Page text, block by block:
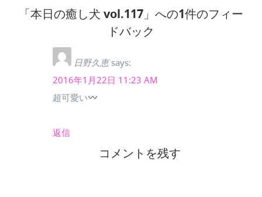
「本日の癒し犬 vol.117」への1件のフィー
ドバック
日野久恵 says:
2016年1月22日 11:23 AM
超可愛い
返信
コメントを残す